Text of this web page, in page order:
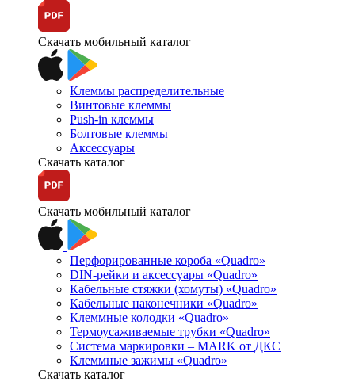
Скачать мобильный каталог
Клеммы распределительные
Винтовые клеммы
Push-in клеммы
Болтовые клеммы
Аксессуары
Скачать каталог
Скачать мобильный каталог
Перфорированные короба «Quadro»
DIN-рейки и аксессуары «Quadro»
Кабельные стяжки (хомуты) «Quadro»
Кабельные наконечники «Quadro»
Клеммные колодки «Quadro»
Термоусаживаемые трубки «Quadro»
Система маркировки – MARK от ДКС
Клеммные зажимы «Quadro»
Скачать каталог